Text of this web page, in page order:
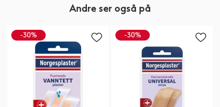
Andre ser også på